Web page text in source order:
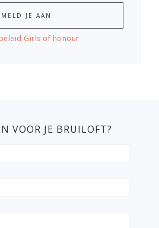
Girls of honour
VOOR JE BRUILOFT?